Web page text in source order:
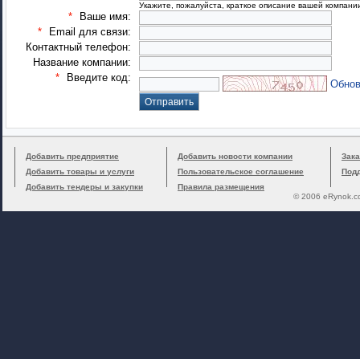
Укажите, пожалуйста, краткое описание вашей
*
Ваше имя:
*
Email для связи:
Контактный телефон:
Название компании:
*
Введите код:
Добавить предприятие
Добавить товары и услуги
Добавить тендеры и закупки
Добавить новости компании
Пользовательское соглашение
Правила размещения
© 2006